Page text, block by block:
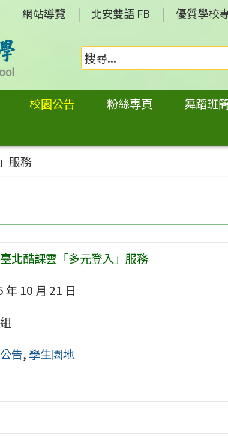
網站導覽 北安雙語 FB 優質學校
校園公告 粉絲專頁 舞蹈班
服務
北酷課雲「多元登入」服務
年 10 月 21 日
告, 學生園地